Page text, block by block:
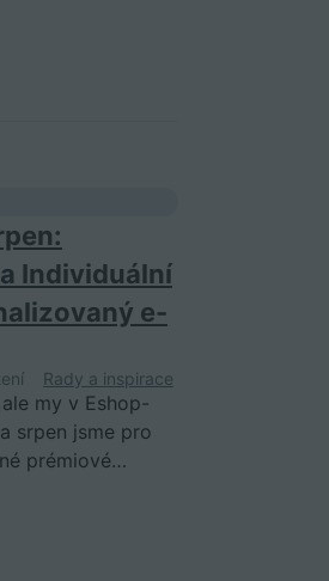
Individuální
e-
Rady a inspirace
my v Eshop-
srpen jsme pro
prémiové…